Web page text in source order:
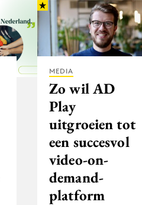
MEDIA
Zo wil AD
Play
uitgroeien tot
een succesvol
video-on-
demand-
platform